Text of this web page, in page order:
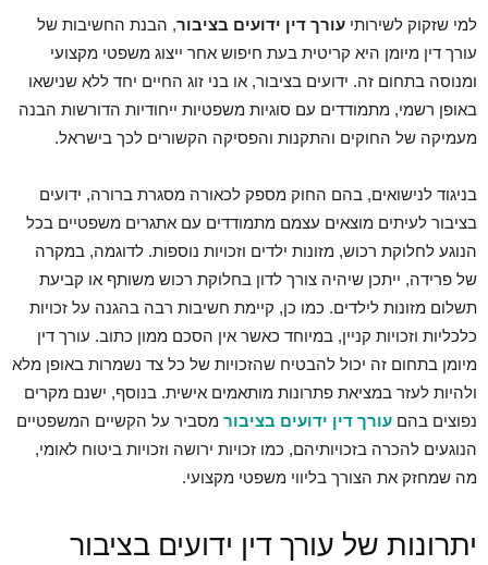
למי שזקוק לשירותי עורך דין ידועים בציבור, הבנת החשיבות של
עורך דין מיומן היא קריטית בעת חיפוש אחר ייצוג משפטי מקצועי
ומנוסה בתחום זה. ידועים בציבור, או בני זוג החיים יחד ללא שנישאו
באופן רשמי, מתמודדים עם סוגיות משפטיות ייחודיות הדורשות הבנה
מעמיקה של החוקים והתקנות והפסיקה הקשורים לכך בישראל.
בניגוד לנישואים, בהם החוק מספק לכאורה מסגרת ברורה, ידועים
בציבור לעיתים מוצאים עצמם מתמודדים עם אתגרים משפטיים בכל
הנוגע לחלוקת רכוש, מזונות ילדים וזכויות נוספות. לדוגמה, במקרה
של פרידה, ייתכן שיהיה צורך לדון בחלוקת רכוש משותף או קביעת
תשלום מזונות לילדים. כמו כן, קיימת חשיבות רבה בהגנה על זכויות
כלכליות וזכויות קניין, במיוחד כאשר אין הסכם ממון כתוב. עורך דין
מיומן בתחום זה יכול להבטיח שהזכויות של כל צד נשמרות באופן מלא
ולהיות לעזר במציאת פתרונות מותאמים אישית. בנוסף, ישנם מקרים
נפוצים בהם עורך דין ידועים בציבור מסביר על הקשיים המשפטיים
הנוגעים להכרה בזכויותיהם, כמו זכויות ירושה וזכויות ביטוח לאומי,
מה שמחזק את הצורך בליווי משפטי מקצועי.‏
יתרונות של עורך דין ידועים בציבור‏